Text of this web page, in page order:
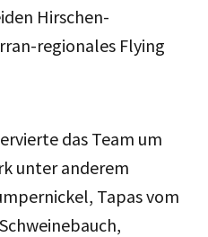
Hirschen-
regionales Flying
das Team um
unter anderem
Tapas vom